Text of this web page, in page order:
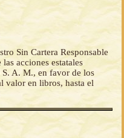
Sin Cartera Responsable
acciones estatales
A. M., en favor de los
valor en libros, hasta el